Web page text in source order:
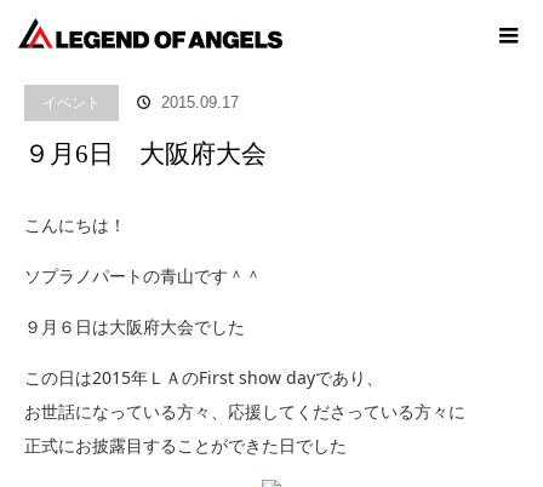
ブログ
イベント ９月6日 大阪府大会
イベント 2015.09.17
９月6日 大阪府大会
こんにちは！
ソプラノパートの青山です＾＾
９月６日は大阪府大会でした
この日は2015年ＬＡのFirst show dayであり、
お世話になっている方々、応援してくださっている方々に
正式にお披露目することができた日でした